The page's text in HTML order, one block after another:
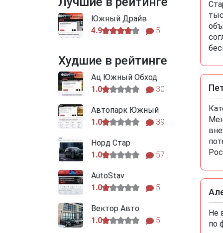
Не
по
Южный Драйв
4.9
5
Худшие в рейтинге
Ац Южный Обход
1.0
30
Автопарк Южный
1.0
39
Норд Стар
1.0
57
AutoStav
1.0
5
Вектор Авто
1.0
5